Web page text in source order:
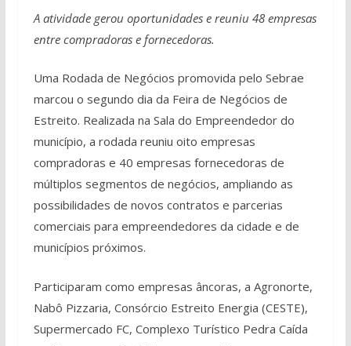
A atividade gerou oportunidades e reuniu 48 empresas
entre compradoras e fornecedoras.
Uma Rodada de Negócios promovida pelo Sebrae
marcou o segundo dia da Feira de Negócios de
Estreito. Realizada na Sala do Empreendedor do
município, a rodada reuniu oito empresas
compradoras e 40 empresas fornecedoras de
múltiplos segmentos de negócios, ampliando as
possibilidades de novos contratos e parcerias
comerciais para empreendedores da cidade e de
municípios próximos.
Participaram como empresas âncoras, a Agronorte,
Nabô Pizzaria, Consórcio Estreito Energia (CESTE),
Supermercado FC, Complexo Turístico Pedra Caída